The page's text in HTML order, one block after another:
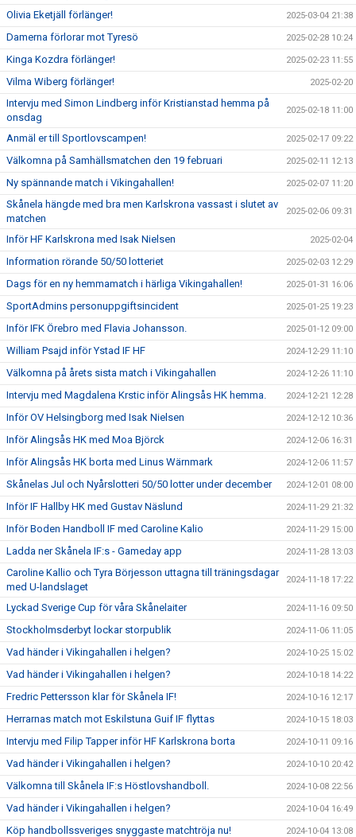
Olivia Eketjäll förlänger! 2025-03-04 21:38
Damerna förlorar mot Tyresö 2025-02-28 10:24
Kinga Kozdra förlänger! 2025-02-23 11:55
Vilma Wiberg förlänger! 2025-02-20
Intervju med Simon Lindberg inför Kristianstad hemma på
onsdag
2025-02-18 11:00
Anmäl er till Sportlovscampen! 2025-02-17 09:22
Välkomna på Samhällsmatchen den 19 februari 2025-02-11 12:13
Ny spännande match i Vikingahallen! 2025-02-07 11:20
Skånela hängde med bra men Karlskrona vassast i slutet av
matchen
2025-02-06 09:31
Inför HF Karlskrona med Isak Nielsen 2025-02-04
Information rörande 50/50 lotteriet 2025-02-03 12:29
Dags för en ny hemmamatch i härliga Vikingahallen! 2025-01-31 16:06
SportAdmins personuppgiftsincident 2025-01-25 19:23
Inför IFK Örebro med Flavia Johansson. 2025-01-12 09:00
William Psajd inför Ystad IF HF 2024-12-29 11:10
Välkomna på årets sista match i Vikingahallen 2024-12-26 11:10
Intervju med Magdalena Krstic inför Alingsås HK hemma. 2024-12-21 12:28
Inför OV Helsingborg med Isak Nielsen 2024-12-12 10:36
Inför Alingsås HK med Moa Björck 2024-12-06 16:31
Inför Alingsås HK borta med Linus Wärnmark 2024-12-06 11:57
Skånelas Jul och Nyårslotteri 50/50 lotter under december 2024-12-01 08:00
Inför IF Hallby HK med Gustav Näslund 2024-11-29 21:32
Inför Boden Handboll IF med Caroline Kalio 2024-11-29 15:00
Ladda ner Skånela IF:s - Gameday app 2024-11-28 13:03
Caroline Kallio och Tyra Börjesson uttagna till träningsdagar
med U-landslaget
2024-11-18 17:22
Lyckad Sverige Cup för våra Skånelaiter 2024-11-16 09:50
Stockholmsderbyt lockar storpublik 2024-11-06 11:05
Vad händer i Vikingahallen i helgen? 2024-10-25 15:02
Vad händer i Vikingahallen i helgen? 2024-10-18 14:22
Fredric Pettersson klar för Skånela IF! 2024-10-16 12:17
Herrarnas match mot Eskilstuna Guif IF flyttas 2024-10-15 18:03
Intervju med Filip Tapper inför HF Karlskrona borta 2024-10-11 09:16
Vad händer i Vikingahallen i helgen? 2024-10-10 20:42
Välkomna till Skånela IF:s Höstlovshandboll. 2024-10-08 22:56
Vad händer i Vikingahallen i helgen? 2024-10-04 16:49
Köp handbollssveriges snyggaste matchtröja nu! 2024-10-04 13:08